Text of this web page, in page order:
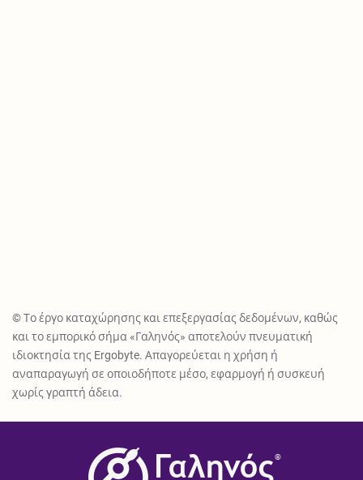
© Το έργο καταχώρησης και επεξεργασίας δεδομένων, καθώς
και το εμπορικό σήμα «Γαληνός» αποτελούν πνευματική
ιδιοκτησία της Ergobyte. Απαγορεύεται η χρήση ή
αναπαραγωγή σε οποιοδήποτε μέσο, εφαρμογή ή συσκευή
χωρίς γραπτή άδεια.
®